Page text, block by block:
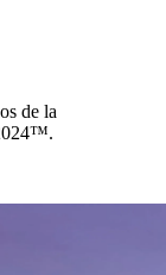
de la